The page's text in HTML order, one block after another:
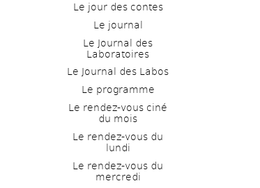
Le jour des contes
Le journal
Le Journal des
Laboratoires
Le Journal des Labos
Le programme
Le rendez-vous ciné
du mois
Le rendez-vous du
lundi
Le rendez-vous du
mercredi